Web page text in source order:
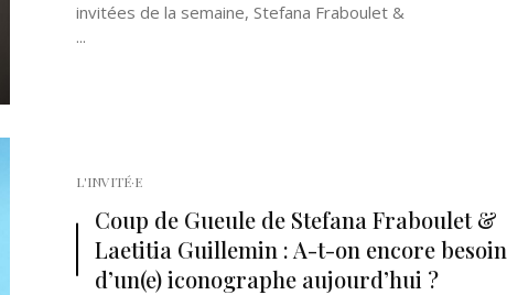
invitées de la semaine, Stefana Fraboulet &
...
L'INVITÉ·E
Coup de Gueule de Stefana Fraboulet &
Laetitia Guillemin : A-t-on encore besoin
d’un(e) iconographe aujourd’hui ?